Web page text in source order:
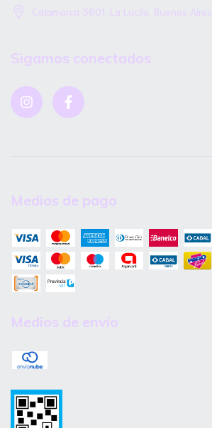
Catamarca 3601, La Lucila, Buenos Aires
Sigamos conectados
Medios de pago
Medios de envío